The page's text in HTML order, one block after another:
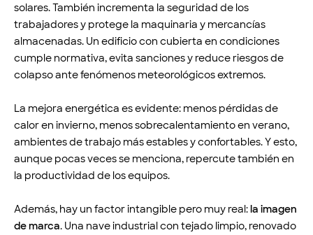
solares. También incrementa la seguridad de los
trabajadores y protege la maquinaria y mercancías
almacenadas. Un edificio con cubierta en condiciones
cumple normativa, evita sanciones y reduce riesgos de
colapso ante fenómenos meteorológicos extremos.
La mejora energética es evidente: menos pérdidas de
calor en invierno, menos sobrecalentamiento en verano,
ambientes de trabajo más estables y confortables. Y esto,
aunque pocas veces se menciona, repercute también en
la productividad de los equipos.
Además, hay un factor intangible pero muy real:la imagen
de marca. Una nave industrial con tejado limpio, renovado